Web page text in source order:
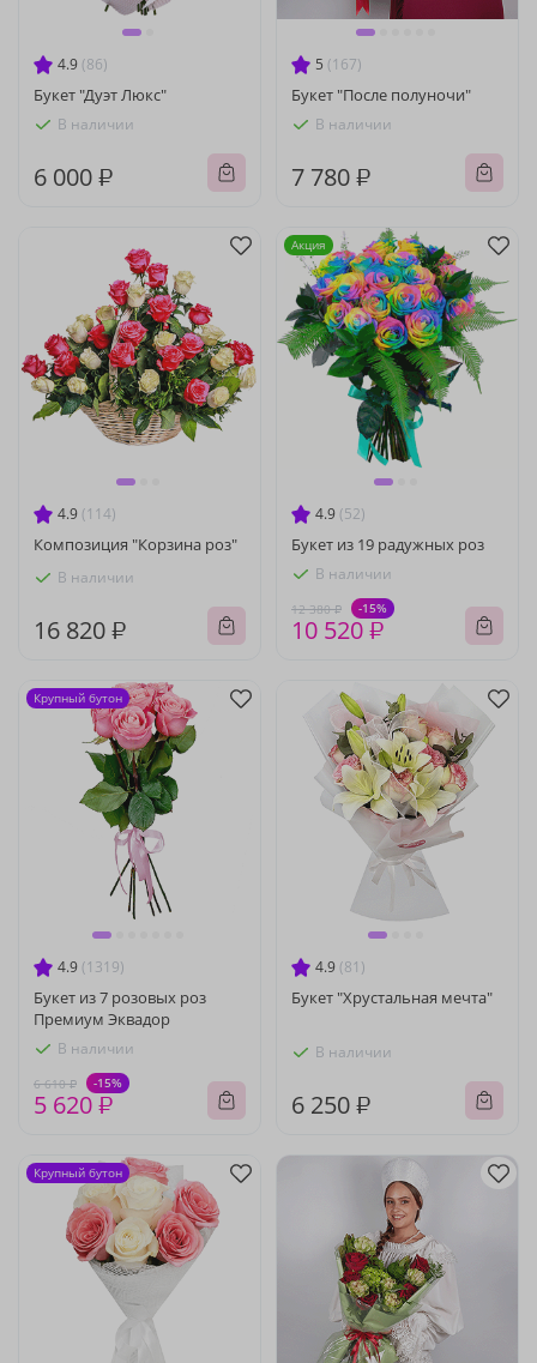
4.9 (86)
Букет "Дуэт Люкс"
В наличии
6 000 ₽
5 (167)
Букет "После полуночи"
В наличии
7 780 ₽
4.9 (114)
Композиция "Корзина роз"
В наличии
16 820 ₽
4.9 (52)
Букет из 19 радужных роз
В наличии
12 380 ₽ -15%
10 520 ₽
Акция
4.9 (1319)
Букет из 7 розовых роз
Премиум Эквадор
В наличии
6 610 ₽ -15%
5 620 ₽
Крупный бутон
4.9 (81)
Букет "Хрустальная мечта"
В наличии
6 250 ₽
Крупный бутон